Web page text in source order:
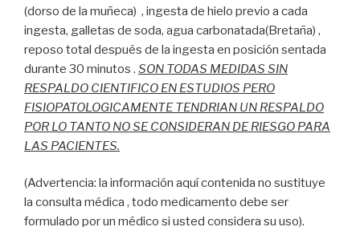
(dorso de la muñeca) , ingesta de hielo previo a cada
ingesta, galletas de soda, agua carbonatada(Bretaña) ,
reposo total después de la ingesta en posición sentada
durante 30 minutos . SON TODAS MEDIDAS SIN
RESPALDO CIENTIFICO EN ESTUDIOS PERO
FISIOPATOLOGICAMENTE TENDRIAN UN RESPALDO
POR LO TANTO NO SE CONSIDERAN DE RIESGO PARA
LAS PACIENTES.
(Advertencia: la información aquí contenida no sustituye
la consulta médica , todo medicamento debe ser
formulado por un médico si usted considera su uso).